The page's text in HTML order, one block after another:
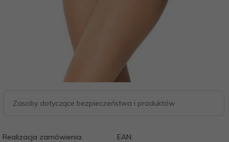
Zasoby dotyczące bezpieczeństwa i produktów
Realizacja zamówienia:
EAN: